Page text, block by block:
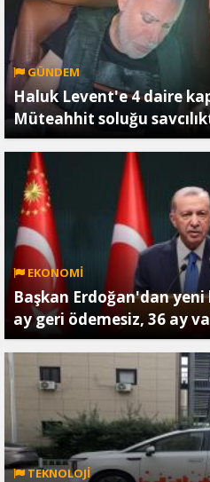
GÜNDEM
Haluk Levent'e 4 daire
Müteahhit soluğu
EKONOMİ
Başkan Erdoğan'dan
ay geri ödemesiz, 36 ay
TEKNOLOJİ